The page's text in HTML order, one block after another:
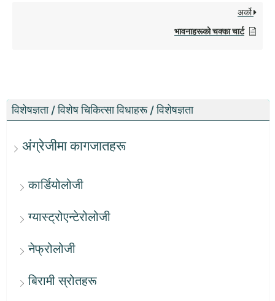
विशेषज्ञता / विशेष चिकित्सा विधाहरू / विशेषज्ञता
अंग्रेजीमा कागजातहरू
कार्डियोलोजी
ग्यास्ट्रोएन्टेरोलोजी
नेफ्रोलोजी
बिरामी स्रोतहरू
अर्को
भावनाहरूको चक्का चार्ट